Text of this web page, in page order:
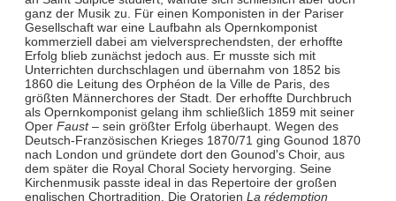
ganz der Musik zu. Für einen Komponisten in der Pariser
Gesellschaft war eine Laufbahn als Opernkomponist
kommerziell dabei am vielversprechendsten, der erhoffte
Erfolg blieb zunächst jedoch aus. Er musste sich mit
Unterrichten durchschlagen und übernahm von 1852 bis
1860 die Leitung des Orphéon de la Ville de Paris, des
größten Männerchores der Stadt. Der erhoffte Durchbruch
als Opernkomponist gelang ihm schließlich 1859 mit seiner
Oper Faust– sein größter Erfolg überhaupt. Wegen des
Deutsch-Französischen Krieges 1870/71 ging Gounod 1870
nach London und gründete dort den Gounod's Choir, aus
dem später die Royal Choral Society hervorging. Seine
Kirchenmusik passte ideal in das Repertoire der großen
englischen Chortradition. Die Oratorien La rédemption